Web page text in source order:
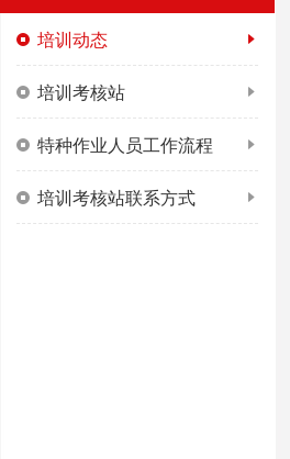
培训动态
培训考核站
特种作业人员工作流程
培训考核站联系方式